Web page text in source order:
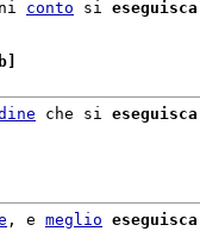
conto si eseguisca
che si eseguisca
, e meglio eseguisca